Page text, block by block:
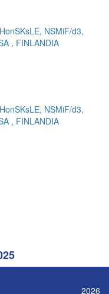
NSMiF/d3,
, FINLANDIA
NSMiF/d3,
, FINLANDIA
2026